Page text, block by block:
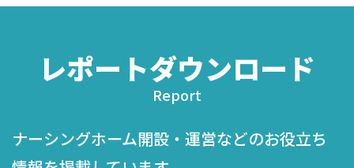
レポートダウンロード
Report
ナーシングホーム開設・運営などのお役立ち